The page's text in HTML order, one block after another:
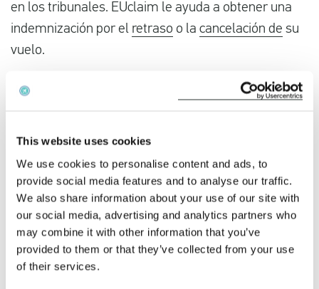
This website uses cookies
We use cookies to personalise content and ads, to
provide social media features and to analyse our traffic.
We also share information about your use of our site with
our social media, advertising and analytics partners who
may combine it with other information that you’ve
provided to them or that they’ve collected from your use
of their services.
en los tribunales. EUclaim le ayuda a obtener una
indemnización por el retraso o la cancelación de su
vuelo.
¿Voló con Discover Airlines y se retrasó su vuelo?
Airlines . Compruebe a continuación si tiene derecho
a una indemnización.
Reclame su indemnización
Reclamar con EUclaim es posible desde una
selección de países y compañías aéreas